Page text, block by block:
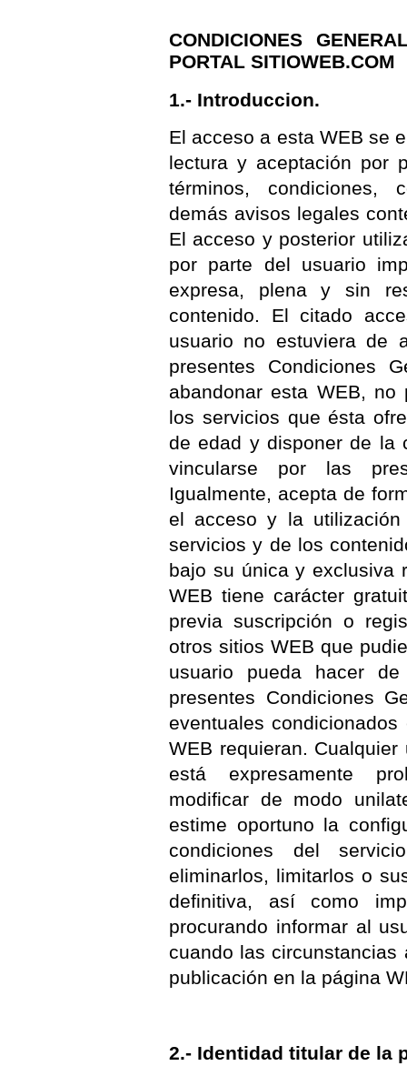
CONDICIONES
PORTAL SITIOWEB.COM
1.- Introduccion.
El acceso a esta WEB se
lectura y aceptación por
términos, condiciones,
demás avisos legales
El acceso y posterior
por parte del usuario
expresa, plena y sin
contenido. El citado
usuario no estuviera de
presentes Condiciones
abandonar esta WEB,
los servicios que ésta
de edad y disponer de la
vincularse por las
Igualmente, acepta de
el acceso y la
servicios y de los
bajo su única y exclusiva
WEB tiene carácter
previa suscripción o
otros sitios WEB que
usuario pueda hacer
presentes Condiciones
eventuales
WEB requieran.
está expresamente
modificar de modo
estime oportuno la
condiciones del
eliminarlos, limitarlos o
definitiva, así como
procurando informar al
cuando las
publicación en la página
2.- Identidad titular de la